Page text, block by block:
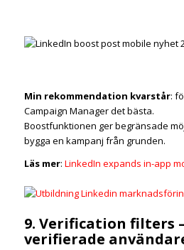
Min rekommendation kvarstår:
Campaign Manager det bästa.
Boostfunktionen ger begränsade
bygga en kampanj från grunden.
Läs mer: LinkedIn expands in-app
9. Verification filters
verifierade